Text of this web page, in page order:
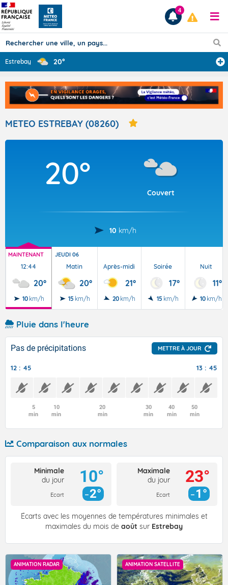
Prévisions
TOUS LES RÉSULTATS
Articles
4
Estrebay 20°
METEO ESTREBAY (08260)
20°
Couvert
10 km/h
MAINTENANT
12:44
20°
10 km/h
JEUDI 06
Matin
20°
15 km/h
Après-midi
21°
20 km/h
Soirée
17°
15 km/h
Nuit
11°
10 km/h
Pluie dans l'heure
Pas de précipitations METTRE À JOUR
12 : 45 13 : 45
5
min
10
min
20
min
30
min
40
min
50
min
Comparaison aux normales
Minimale
du jour
Ecart
10°
2°
Maximale
du jour
Ecart
23°
1°
Écarts avec les moyennes de températures minimales et
maximales du mois de août sur Estrebay
ANIMATION RADAR ANIMATION SATELLITE